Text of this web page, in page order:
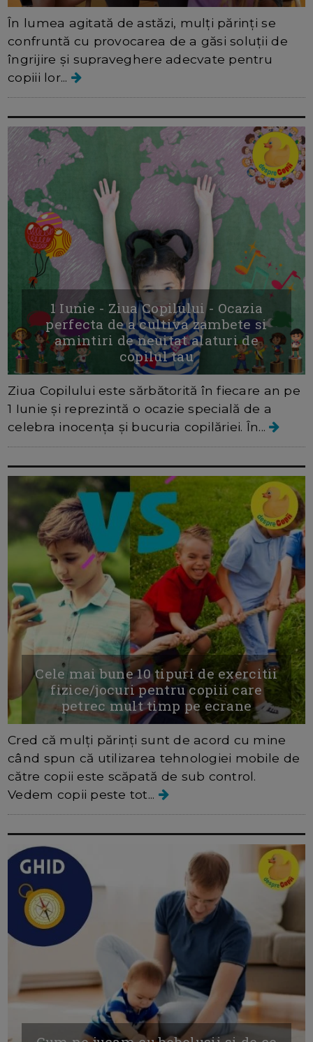
În lumea agitată de astăzi, mulți părinți se
confruntă cu provocarea de a găsi soluții de
îngrijire și supraveghere adecvate pentru
copiii lor...
1 Iunie - Ziua Copilului - Ocazia
perfecta de a cultiva zambete si
amintiri de neuitat alaturi de
copilul tau
Ziua Copilului este sărbătorită în fiecare an pe
1 Iunie și reprezintă o ocazie specială de a
celebra inocența și bucuria copilăriei. În...
Cele mai bune 10 tipuri de exercitii
fizice/jocuri pentru copiii care
petrec mult timp pe ecrane
Cred că mulți părinți sunt de acord cu mine
când spun că utilizarea tehnologiei mobile de
către copii este scăpată de sub control.
Vedem copii peste tot...